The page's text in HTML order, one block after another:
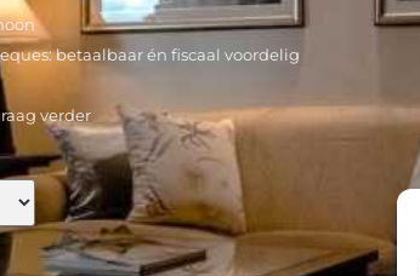
betaalbaar én fiscaal voordelig
verder